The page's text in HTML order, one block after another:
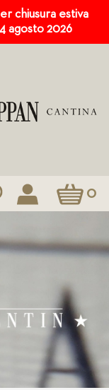
chiusura estiva
agosto 2026
Carrello0